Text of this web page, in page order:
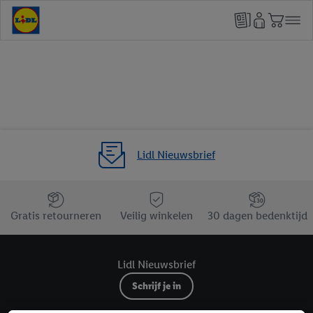
Lidl Nieuwsbrief
Jouw voordelen bij ons als Lidl webshop klant
Gratis retourneren
Veilig winkelen 30 dagen bedenktijd
Lidl Nieuwsbrief
Schrijf je in